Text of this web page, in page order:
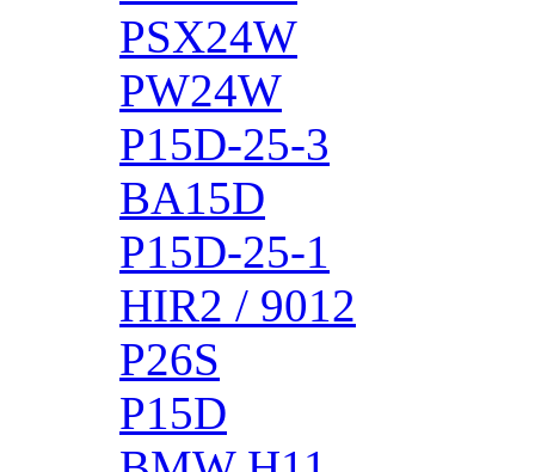
PSX24W
PW24W
P15D-25-3
BA15D
P15D-25-1
HIR2 / 9012
P26S
P15D